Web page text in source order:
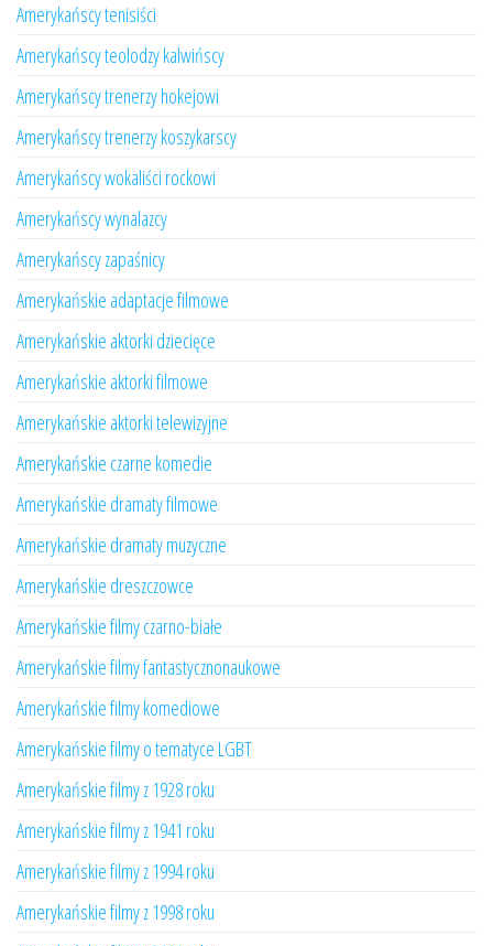
Amerykańscy tenisiści
Amerykańscy teolodzy kalwińscy
Amerykańscy trenerzy hokejowi
Amerykańscy trenerzy koszykarscy
Amerykańscy wokaliści rockowi
Amerykańscy wynalazcy
Amerykańscy zapaśnicy
Amerykańskie adaptacje filmowe
Amerykańskie aktorki dziecięce
Amerykańskie aktorki filmowe
Amerykańskie aktorki telewizyjne
Amerykańskie czarne komedie
Amerykańskie dramaty filmowe
Amerykańskie dramaty muzyczne
Amerykańskie dreszczowce
Amerykańskie filmy czarno-białe
Amerykańskie filmy fantastycznonaukowe
Amerykańskie filmy komediowe
Amerykańskie filmy o tematyce LGBT
Amerykańskie filmy z 1928 roku
Amerykańskie filmy z 1941 roku
Amerykańskie filmy z 1994 roku
Amerykańskie filmy z 1998 roku